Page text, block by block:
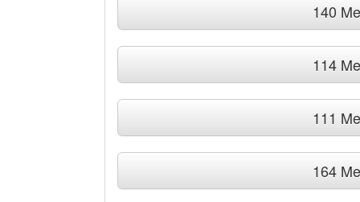
140
114
111
164